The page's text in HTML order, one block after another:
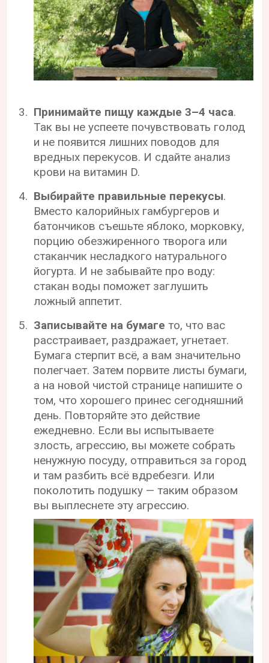
Принимайте пищу каждые 3–4 часа.
Так вы не успеете почувствовать голод
и не появится лишних поводов для
вредных перекусов. И сдайте анализ
крови на витамин D.
Выбирайте правильные перекусы.
Вместо калорийных гамбургеров и
батончиков съешьте яблоко, морковку,
порцию обезжиренного творога или
стаканчик несладкого натурального
йогурта. И не забывайте про воду:
стакан воды поможет заглушить
ложный аппетит.
Записывайте на бумаге то, что вас
расстраивает, раздражает, угнетает.
Бумага стерпит всё, а вам значительно
полегчает. Затем порвите листы бумаги,
а на новой чистой странице напишите о
том, что хорошего принес сегодняшний
день. Повторяйте это действие
ежедневно. Если вы испытываете
злость, агрессию, вы можете собрать
ненужную посуду, отправиться за город
и там разбить всё вдребезги. Или
поколотить подушку — таким образом
вы выплеснете эту агрессию.